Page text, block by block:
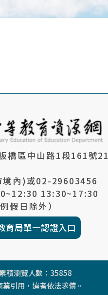
橋區中山路1段161號21
內)或02-29603456
13:30~17:30
假日除外）
育局單一認證入口
積瀏覽人數： 35858
引用，違者依法求償。